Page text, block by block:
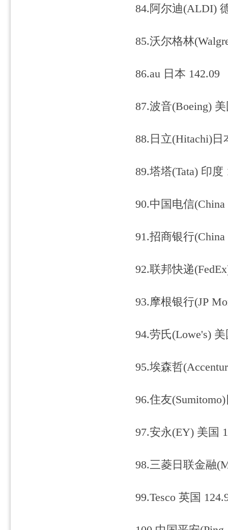
84.阿尔迪(ALDI)
85.沃尔格林
86.au 日本 142.09
87.波音(Boeing)
88.日立(Hitachi)日
89.塔塔(Tata) 印度
90.中国电信
91.招商银行
92.联邦快递
93.摩根银行(JP
94.劳氏(Lowe's)
95.埃森哲
96.住友
97.安永(EY) 美国
98.三菱日联金融
99.Tesco 英国